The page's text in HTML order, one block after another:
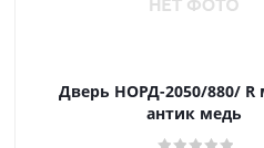
Дверь НОРД-2050/880/ R
антик медь